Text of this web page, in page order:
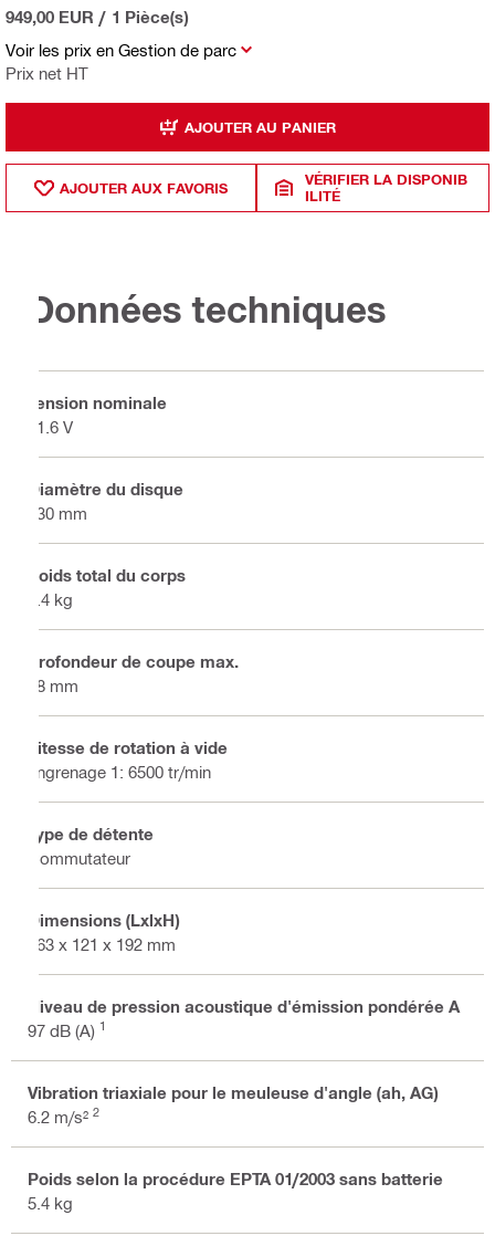
Voir les prix en Gestion de parc
Prix net HT
949,00 EUR / 1 Pièce(s)
AJOUTER AU PANIER
AJOUTER AUX FAVORIS
VÉRIFIER LA DISPONIB
ILITÉ
Données techniques
Tension nominale
21.6 V
Diamètre du disque
230 mm
Poids total du corps
5.4 kg
Profondeur de coupe max.
68 mm
Vitesse de rotation à vide
engrenage 1: 6500 tr/min
Type de détente
Commutateur
Dimensions (LxlxH)
563 x 121 x 192 mm
Niveau de pression acoustique d'émission pondérée A
97 dB (A) 1
Vibration triaxiale pour le meuleuse d'angle (ah, AG)
6.2 m/s² 2
Poids selon la procédure EPTA 01/2003 sans batterie
5.4 kg